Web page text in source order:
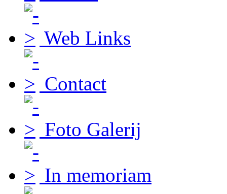
Web Links
Contact
Foto Galerij
In memoriam